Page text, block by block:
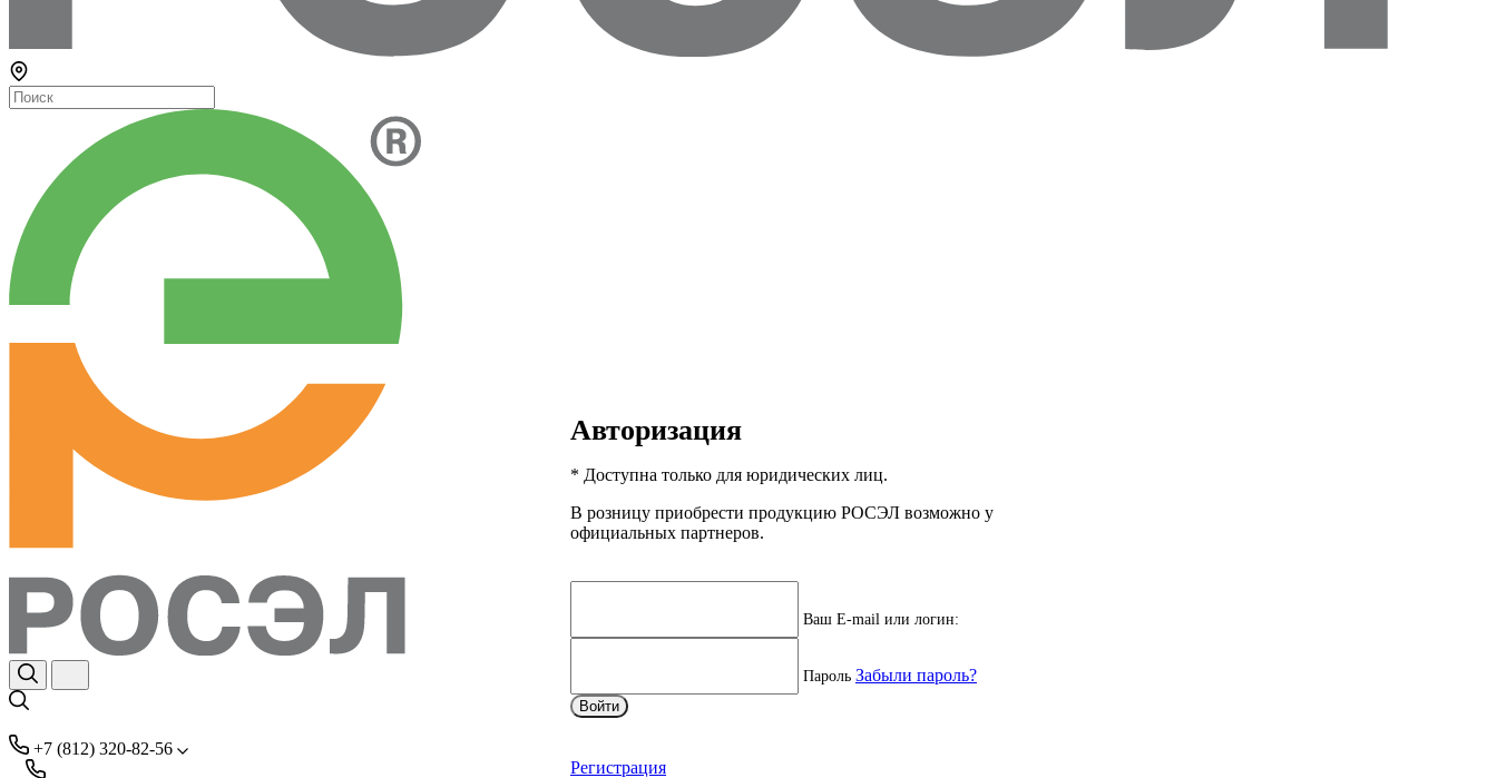
+7 (812) 320-82-56
Авторизация
* Доступна только для юридических лиц.
В розницу приобрести продукцию РОСЭЛ возможно у
официальных партнеров.
Ваш E-mail или логин:
Пароль Забыли пароль?
Войти
Регистрация